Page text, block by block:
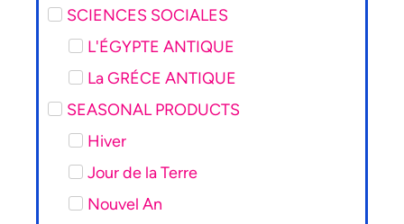
SCIENCES SOCIALES
L'ÉGYPTE ANTIQUE
La GRÉCE ANTIQUE
SEASONAL PRODUCTS
Hiver
Jour de la Terre
Nouvel An